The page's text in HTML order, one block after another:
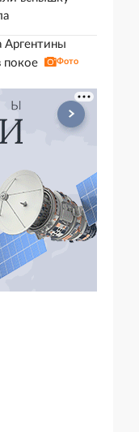
Аргентины
покое
Фото